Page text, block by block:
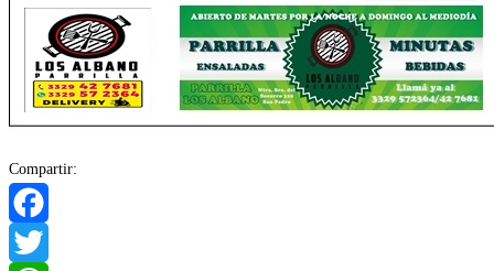
Compartir:
Facebook